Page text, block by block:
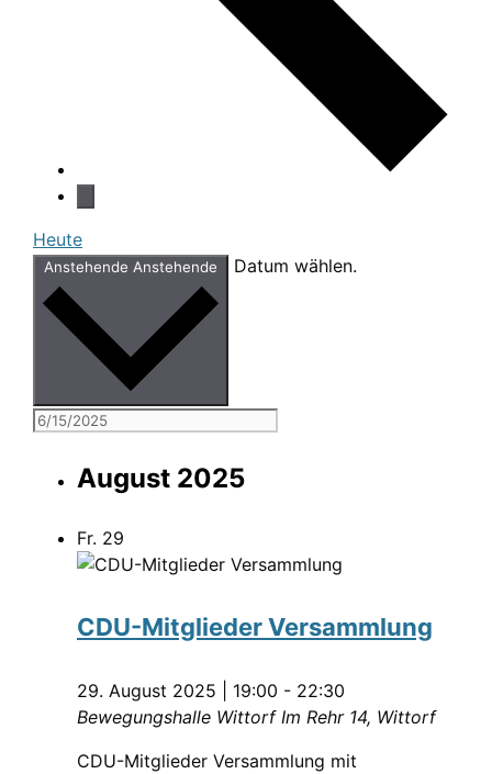
Heute
Anstehende Anstehende Datum wählen.
August 2025
Fr. 29
CDU-Mitglieder Versammlung
29. August 2025 | 19:00 - 22:30
Bewegungshalle Wittorf Im Rehr 14, Wittorf
CDU-Mitglieder Versammlung mit